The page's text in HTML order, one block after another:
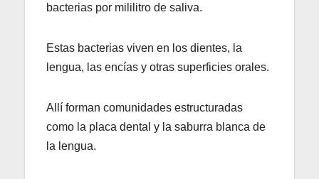
bacterias por mililitro de saliva.
Estas bacterias viven en los dientes, la
lengua, las encías y otras superficies orales.
Allí forman comunidades estructuradas
como la placa dental y la saburra blanca de
la lengua.